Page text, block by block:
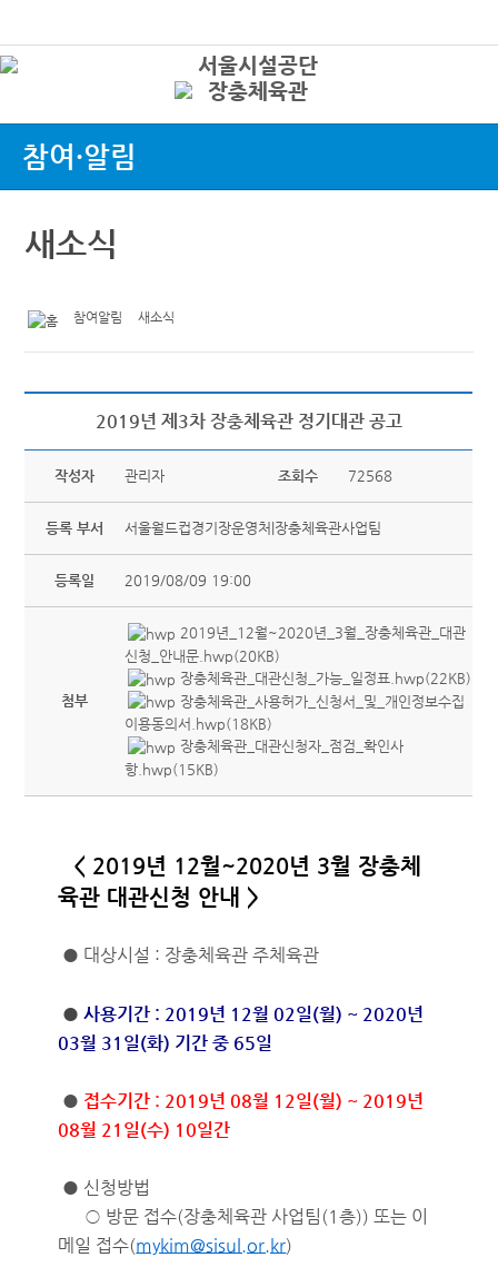
참여·알림
새소식
참여알림 새소식
2019년 제3차 장충체육관 정기대관 공고
작성자 관리자 조회수 72568
등록 부서 서울월드컵경기장운영처|장충체육관사업팀
등록일 2019/08/09 19:00
첨부
2019년_12월~2020년_3월_장충체육관_대관
신청_안내문.hwp(20KB)
장충체육관_대관신청_가능_일정표.hwp(22KB)
장충체육관_사용허가_신청서_및_개인정보수집
이용동의서.hwp(18KB)
장충체육관_대관신청자_점검_확인사
항.hwp(15KB)
< 2019년 12월~2020년 3월 장충체
육관 대관신청 안내 >
● 대상시설 : 장충체육관 주체육관
●사용기간 : 2019년 12월 02일(월) ~ 2020년
03월 31일(화) 기간 중 65일
● 접수기간 : 2019년 08월 12일(월) ~ 2019년
08월 21일(수) 10일간
● 신청방법
○ 방문 접수(장충체육관 사업팀(1층)) 또는 이
메일 접수(mykim@sisul.or.kr)